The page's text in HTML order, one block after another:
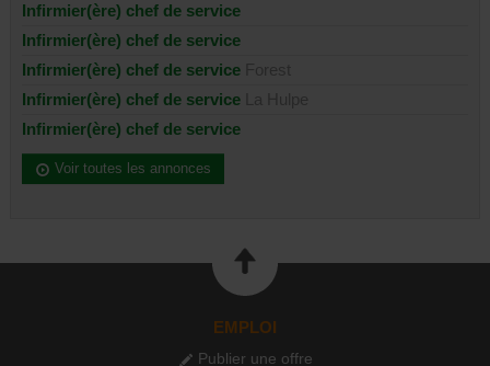
Infirmier(ère) chef de service
Infirmier(ère) chef de service
Infirmier(ère) chef de service
Infirmier(ère) chef de service
Infirmier(ère) chef de service
Voir toutes les annonces
EMPLOI
Publier une offre